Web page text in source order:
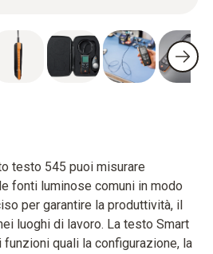
testo 545 puoi misurare
fonti luminose comuni in modo
per garantire la produttività, il
luoghi di lavoro. La testo Smart
quali la configurazione, la